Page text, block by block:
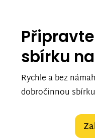
sbírku na
Rychle a bez
dobročinnou